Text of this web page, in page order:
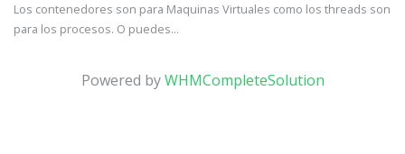
Los contenedores son para Maquinas Virtuales como los threads son
para los procesos. O puedes...
Powered byWHMCompleteSolution